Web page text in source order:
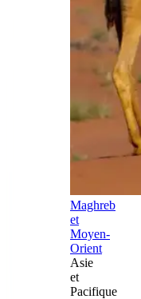
Maghreb
et
Moyen-
Orient
Asie
et
Pacifique